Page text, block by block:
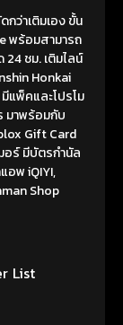
กว่าเติมเอง ขั้น
พร้อมสามารถ
ชม. เติมไลน์
Honkai
แพ็คและโปรโม
มาพร้อมกับ
Gift Card
อร์ มีบัตรกำนัล
อพ iQIYI,
Shop
List